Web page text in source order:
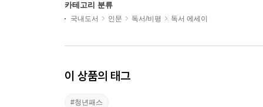
카테고리 분류
국내도서 인문 독서/비평 독서 에세이
이 상품의 태그
#청년패스